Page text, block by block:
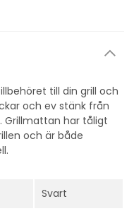
till din grill och
och ev stänk från
Grillmattan har tåligt
och är både
Svart